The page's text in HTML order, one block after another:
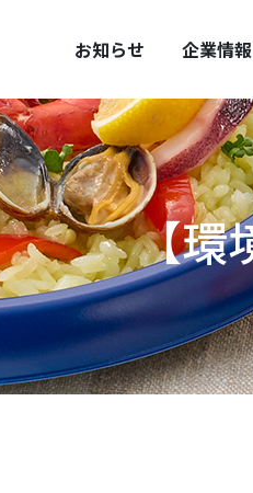
お知らせ 企業情報
CHUO
安全・安
【環